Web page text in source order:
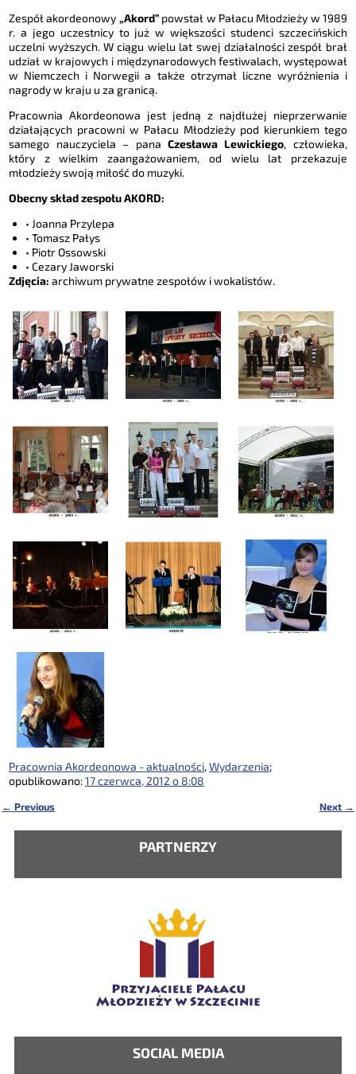
Zespół akordeonowy „Akord”powstał w Pałacu Młodzieży w 1989
r. a jego uczestnicy to już w większości studenci szczecińskich
uczelni wyższych. W ciągu wielu lat swej działalności zespół brał
udział w krajowych i międzynarodowych festiwalach, występował
w Niemczech i Norwegii a także otrzymał liczne wyróżnienia i
nagrody w kraju u za granicą.
Pracownia Akordeonowa jest jedną z najdłużej nieprzerwanie
działających pracowni w Pałacu Młodzieży pod kierunkiem tego
samego nauczyciela – pana Czesława Lewickiego, człowieka,
który z wielkim zaangażowaniem, od wielu lat przekazuje
młodzieży swoją miłość do muzyki.
Obecny skład zespołu AKORD:
• Joanna Przylepa
• Tomasz Pałys
• Piotr Ossowski
• Cezary Jaworski
Zdjęcia: archiwum prywatne zespołów i wokalistów.
Pracownia Akordeonowa - aktualności,Wydarzenia;
opublikowano:17 czerwca, 2012 o 8:08
← Previous Next →
PARTNERZY
SOCIAL MEDIA